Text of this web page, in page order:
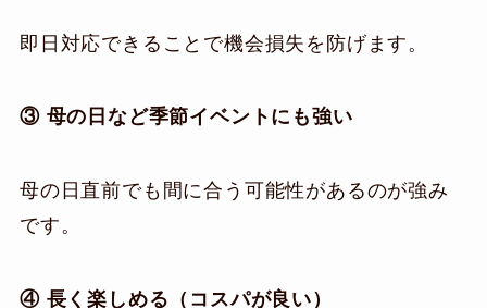
即日対応できることで機会損失を防げます。
③ 母の日など季節イベントにも強い
母の日直前でも間に合う可能性があるのが強み
です。
④ 長く楽しめる（コスパが良い）